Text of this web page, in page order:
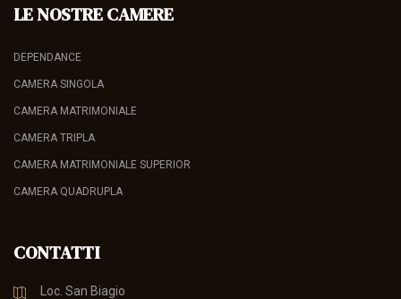
LE NOSTRE CAMERE
DEPENDANCE
CAMERA SINGOLA
CAMERA MATRIMONIALE
CAMERA TRIPLA
CAMERA MATRIMONIALE SUPERIOR
CAMERA QUADRUPLA
CONTATTI
Loc. San Biagio